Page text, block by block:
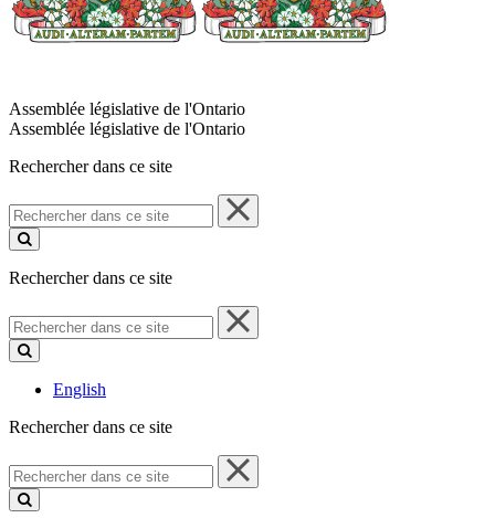
Assemblée législative de l'Ontario
Assemblée législative de l'Ontario
Rechercher dans ce site
Rechercher
dans
ce
Rechercher dans ce site
Rechercher
dans
ce
English
Rechercher dans ce site
Rechercher
dans
ce